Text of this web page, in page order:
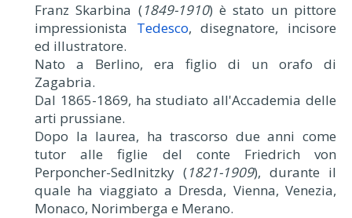
Franz Skarbina (1849-1910) è stato un pittore
impressionista Tedesco, disegnatore, incisore
ed illustratore.
Nato a Berlino, era figlio di un orafo di
Zagabria.
Dal 1865-1869, ha studiato all'Accademia delle
arti prussiane.
Dopo la laurea, ha trascorso due anni come
tutor alle figlie del conte Friedrich von
Perponcher-Sedlnitzky (1821-1909), durante il
quale ha viaggiato a Dresda, Vienna, Venezia,
Monaco, Norimberga e Merano.